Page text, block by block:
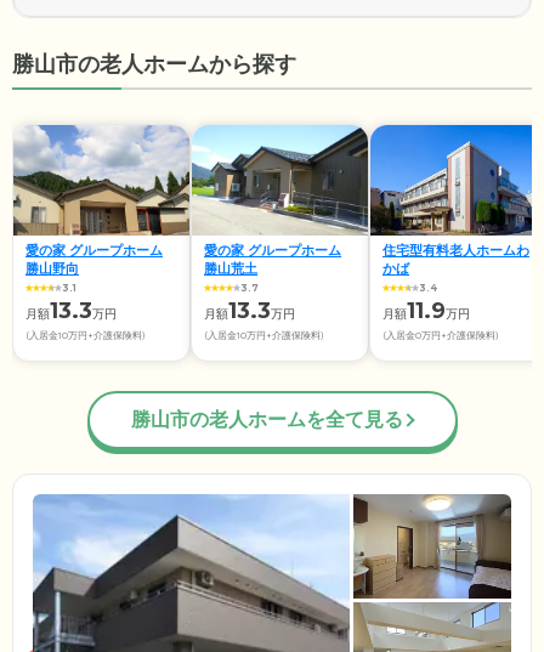
勝山市の老人ホームから探す
愛の家 グループホーム
勝山野向
3.1
月額13.3万円
(入居金10万円+介護保険料)
愛の家 グループホーム
勝山荒土
3.7
月額13.3万円
(入居金10万円+介護保険料)
住宅型有料老人ホームわ
かば
3.4
月額11.9万円
(入居金0万円+介護保険料)
勝山市の老人ホームを全て見る